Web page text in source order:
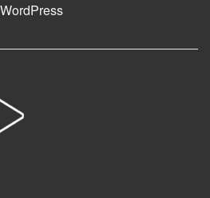
WordPress